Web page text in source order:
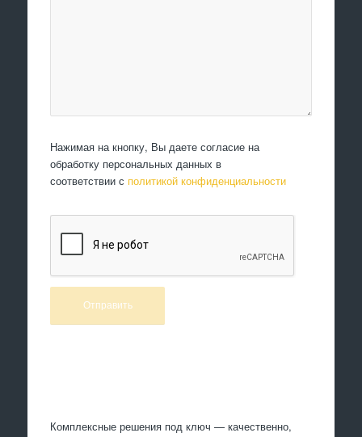
Нажимая на кнопку, Вы даете согласие на
обработку персональных данных в
соответствии с политикой конфиденциальности
Комплексные решения под ключ — качественно,